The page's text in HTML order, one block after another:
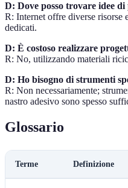
D: Dove posso trovare idee
R: Internet offre diverse risorse
dedicati.
D: È costoso realizzare
R: No, utilizzando materiali
D: Ho bisogno di strumenti
R: Non necessariamente;
nastro adesivo sono spesso
Glossario
Terme Definizione